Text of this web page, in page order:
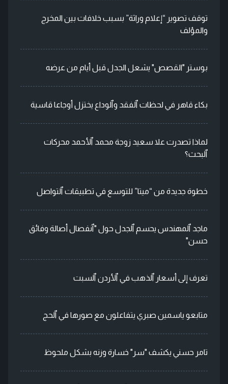
توقف تصوير “إعلام وراثة” بسبب خلافات بين المخرج
والمؤلف
بوستر "القصص" يشعل الجدل قبل أيام من عرضه
بكاء قاهر في لحظات ٱلفقد وٱلوداع يختزل أوجاعا قاسية
لماذا تصدرت علا سعيد زوجة محمد ٱلأحمد محركات
ٱلبحث؟
خطوة جديدة من “ميتا” للتوسع في تطبيقات ٱلتواصل
ماجد ٱلمهندس يحسم ٱلجدل حول "ٱنفصال أصالة وفائق
حسن"
تعرف إلى أسعار ٱلذهب في ٱلأردن ٱلسبت
متابعو ياسمين صبري يتفاعلون مع صورها في ٱلحج
تامر حسني يكشف "سر" خسارة وزنه بشكل ملحوظ